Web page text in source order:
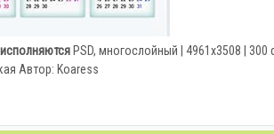
PSD, многослойный | 4961x3508 | 300
Автор: Koaress